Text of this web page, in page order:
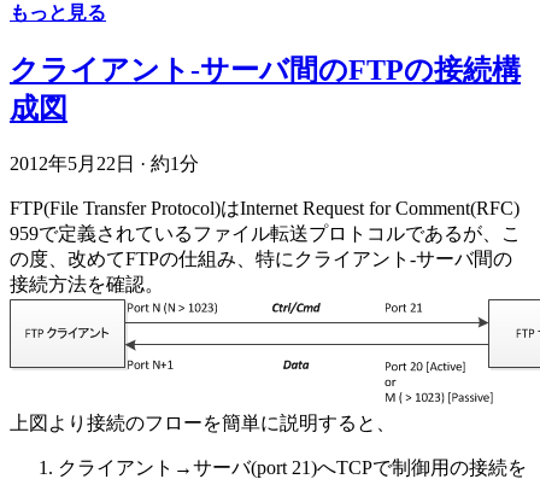
もっと見る
クライアント-サーバ間のFTPの接続構
成図
2012年5月22日 · 約1分
FTP(File Transfer Protocol)はInternet Request for Comment(RFC)
959で定義されているファイル転送プロトコルであるが、こ
の度、改めてFTPの仕組み、特にクライアント-サーバ間の
接続方法を確認。
上図より接続のフローを簡単に説明すると、
クライアント→サーバ(port 21)へTCPで制御用の接続を